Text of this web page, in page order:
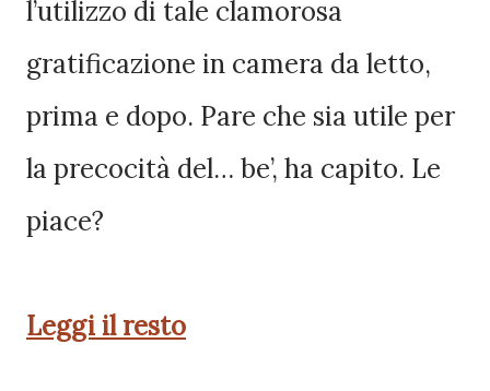
l’utilizzo di tale clamorosa
gratificazione in camera da letto,
prima e dopo. Pare che sia utile per
la precocità del… be’, ha capito. Le
piace?
Leggi il resto